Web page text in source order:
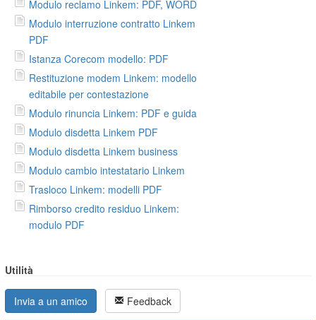
Modulo reclamo Linkem: PDF, WORD
Modulo interruzione contratto Linkem
PDF
Istanza Corecom modello: PDF
Restituzione modem Linkem: modello
editabile per contestazione
Modulo rinuncia Linkem: PDF e guida
Modulo disdetta Linkem PDF
Modulo disdetta Linkem business
Modulo cambio intestatario Linkem
Trasloco Linkem: modelli PDF
Rimborso credito residuo Linkem:
modulo PDF
Utilità
Invia a un amico Feedback